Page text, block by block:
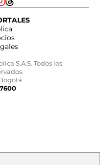
S.A.S. Todos los